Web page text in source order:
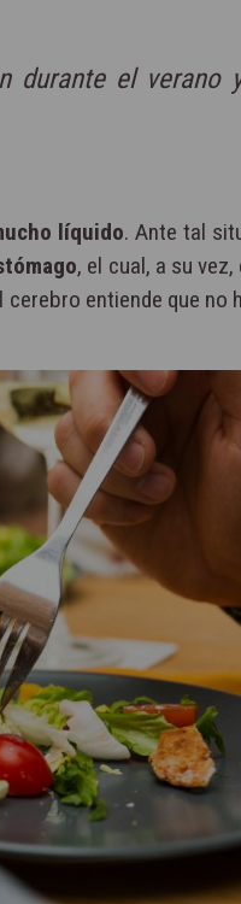
durante el verano
líquido. Ante tal
, el cual, a su vez,
cerebro entiende que no